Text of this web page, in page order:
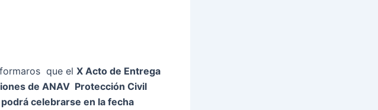
que el X Acto de Entrega
de ANAV Protección Civil
celebrarse en la fecha